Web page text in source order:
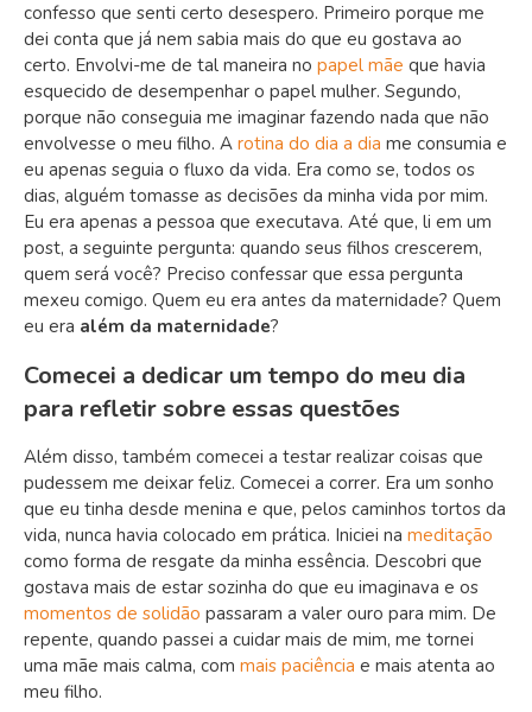
confesso que senti certo desespero. Primeiro porque me
dei conta que já nem sabia mais do que eu gostava ao
certo. Envolvi-me de tal maneira no papel mãe que havia
esquecido de desempenhar o papel mulher. Segundo,
porque não conseguia me imaginar fazendo nada que não
envolvesse o meu filho. A rotina do dia a dia me consumia e
eu apenas seguia o fluxo da vida. Era como se, todos os
dias, alguém tomasse as decisões da minha vida por mim.
Eu era apenas a pessoa que executava. Até que, li em um
post, a seguinte pergunta: quando seus filhos crescerem,
quem será você? Preciso confessar que essa pergunta
mexeu comigo. Quem eu era antes da maternidade? Quem
eu era além da maternidade?
Comecei a dedicar um tempo do meu dia
para refletir sobre essas questões
Além disso, também comecei a testar realizar coisas que
pudessem me deixar feliz. Comecei a correr. Era um sonho
que eu tinha desde menina e que, pelos caminhos tortos da
vida, nunca havia colocado em prática. Iniciei na meditação
como forma de resgate da minha essência. Descobri que
gostava mais de estar sozinha do que eu imaginava e os
momentos de solidão passaram a valer ouro para mim. De
repente, quando passei a cuidar mais de mim, me tornei
uma mãe mais calma, com mais paciência e mais atenta ao
meu filho.